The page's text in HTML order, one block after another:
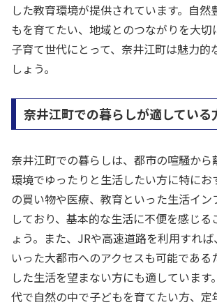
した教育環境が提供されています。自然
もを育てたい、地域とのつながりを大切
子育て世代にとって、奈井江町は魅力的
しょう。
奈井江町での暮らしが適している
奈井江町での暮らしは、都市の喧騒から
環境でゆったりと生活したい方に特にお
の買い物や医療、教育といった生活イン
しており、基本的な生活に不便を感じる
ょう。また、JRや高速道路を利用すれ
いった大都市へのアクセスも可能である
した生活を望まない方にも適しています
代で自然の中で子どもを育てたい方、定